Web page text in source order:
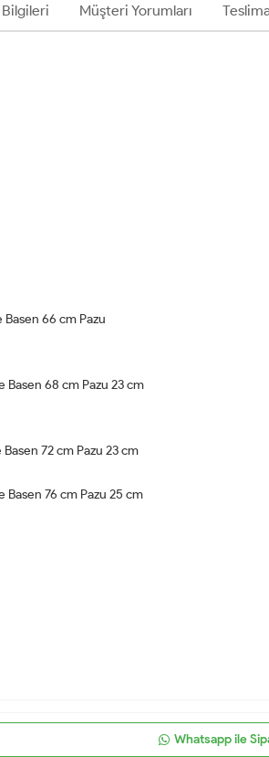
Müşteri Yorumları
66 cm Pazu
68 cm Pazu 23 cm
72 cm Pazu 23 cm
76 cm Pazu 25 cm
Whatsapp ile